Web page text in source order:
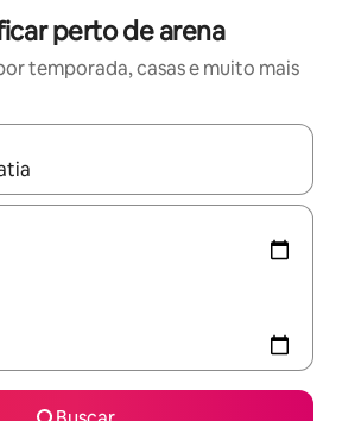
perto de arena
temporada, casas e muito mais
estiverem disponíveis, explore-os